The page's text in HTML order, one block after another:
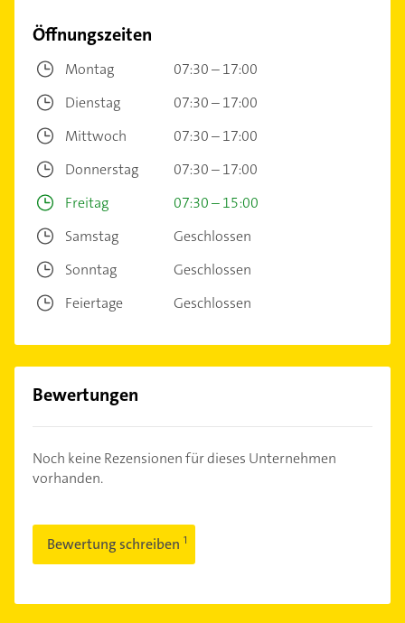
Öffnungszeiten
Montag
07:30 – 17:00
Dienstag
07:30 – 17:00
Mittwoch
07:30 – 17:00
Donnerstag
07:30 – 17:00
Freitag
07:30 – 15:00
Samstag
Geschlossen
Sonntag
Geschlossen
Feiertage
Geschlossen
Bewertungen
Noch keine Rezensionen für dieses Unternehmen
vorhanden.
Bewertung schreiben